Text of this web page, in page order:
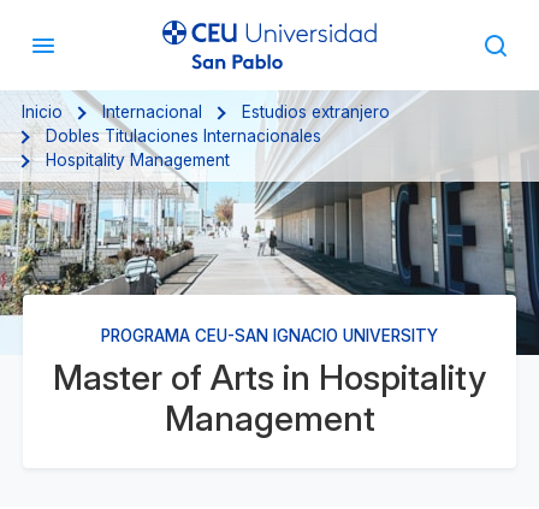
Inicio Internacional
Estudios extranjero
Dobles Titulaciones Internacionales
Hospitality Management
PROGRAMA CEU-SAN IGNACIO UNIVERSITY
Master of Arts in Hospitality
Management